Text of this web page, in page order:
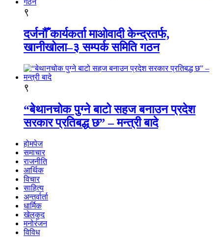
९
दर्जनौँ कार्यकर्ता माओवादी केन्द्रतर्फ,
खानीखोला–३ सम्पर्क समिति गठन
९
“बेथानचोक पुग्ने बाटो सहज बनाउन प्रदेश
सरकार प्रतिबद्ध छ” – मन्त्री बादे
होमपेज
समाचार
राजनीति
आर्थिक
विचार
साहित्य
अन्तर्वार्ता
धार्मिक
खेलकुद
मनोरंजन
विविध